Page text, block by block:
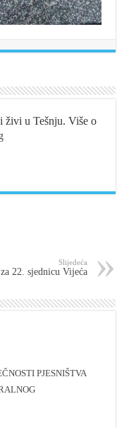
u Tešnju. Više o
Slijedeća
22. sjednicu Vijeća
PJESNIŠTVA